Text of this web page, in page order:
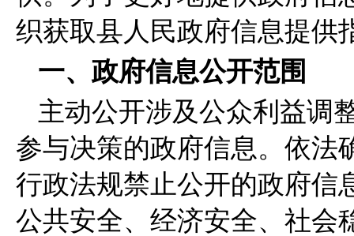
织获取县人民政府信息提
一、政府信息公开范围
主动公开涉及公众利益调
参与决策的政府信息。依法
行政法规禁止公开的政府信
公共安全、经济安全、社会